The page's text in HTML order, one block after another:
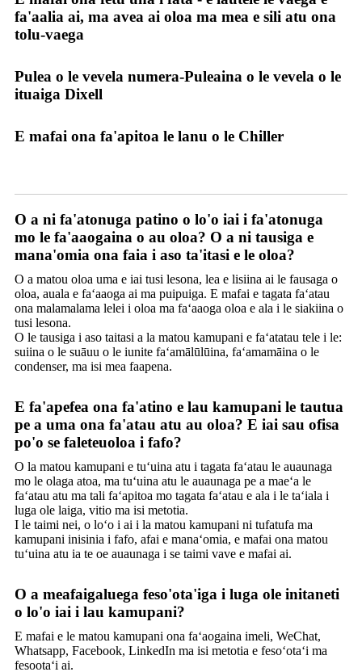
fa'aalia ai, ma avea ai oloa ma mea e sili atu ona
tolu-vaega
Pulea o le vevela numera-Puleaina o le vevela o le
ituaiga Dixell
E mafai ona fa'apitoa le lanu o le Chiller
O a ni fa'atonuga patino o lo'o iai i fa'atonuga
mo le fa'aaogaina o au oloa? O a ni tausiga e
mana'omia ona faia i aso ta'itasi e le oloa?
O a matou oloa uma e iai tusi lesona, lea e lisiina ai le fausaga o
oloa, auala e faʻaaoga ai ma puipuiga. E mafai e tagata faʻatau
ona malamalama lelei i oloa ma faʻaaoga oloa e ala i le siakiina o
tusi lesona.
O le tausiga i aso taitasi a la matou kamupani e faʻatatau tele i le:
suiina o le suāuu o le iunite faʻamālūlūina, faʻamamāina o le
condenser, ma isi mea faapena.
E fa'apefea ona fa'atino e lau kamupani le tautua
pe a uma ona fa'atau atu au oloa? E iai sau ofisa
po'o se faleteuoloa i fafo?
O la matou kamupani e tuʻuina atu i tagata faʻatau le auaunaga
mo le olaga atoa, ma tuʻuina atu le auaunaga pe a maeʻa le
faʻatau atu ma tali faʻapitoa mo tagata faʻatau e ala i le taʻiala i
luga ole laiga, vitio ma isi metotia.
I le taimi nei, o loʻo i ai i la matou kamupani ni tufatufa ma
kamupani inisinia i fafo, afai e manaʻomia, e mafai ona matou
tuʻuina atu ia te oe auaunaga i se taimi vave e mafai ai.
O a meafaigaluega feso'ota'iga i luga ole initaneti
o lo'o iai i lau kamupani?
E mafai e le matou kamupani ona faʻaogaina imeli, WeChat,
Whatsapp, Facebook, LinkedIn ma isi metotia e fesoʻotaʻi ma
fesootaʻi ai.